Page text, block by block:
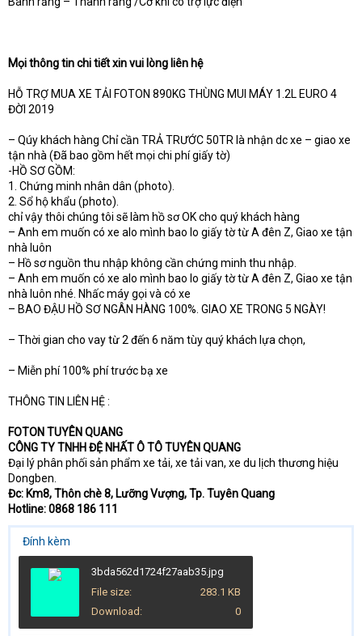
Mọi thông tin chi tiết xin vui lòng liên hệ
HỖ TRỢ MUA XE TẢI FOTON 890KG THÙNG MUI MÁY 1.2L EURO 4
ĐỜI 2019
– Qúy khách hàng Chỉ cần TRẢ TRƯỚC 50TR là nhận dc xe – giao xe
tận nhà (Đã bao gồm hết mọi chi phí giấy tờ)
-HỒ SƠ GỒM:
1. Chứng minh nhân dân (photo).
2. Sổ hộ khẩu (photo).
chỉ vậy thôi chúng tôi sẽ làm hồ sơ OK cho quý khách hàng
– Anh em muốn có xe alo mình bao lo giấy tờ từ A đên Z, Giao xe tận
nhà luôn
– Hồ sơ nguồn thu nhập không cần chứng minh thu nhập.
– Anh em muốn có xe alo mình bao lo giấy tờ từ A đên Z, Giao xe tận
nhà luôn nhé. Nhấc máy gọi và có xe
– BAO ĐẬU HỒ SƠ NGÂN HÀNG 100%. GIAO XE TRONG 5 NGÀY!
– Thời gian cho vay từ 2 đến 6 năm tùy quý khách lựa chọn,
– Miễn phí 100% phí trước bạ xe
THÔNG TIN LIÊN HỆ :
FOTON TUYÊN QUANG
CÔNG TY TNHH ĐỆ NHẤT Ô TÔ TUYÊN QUANG
Đại lý phân phối sản phẩm xe tải, xe tải van, xe du lịch thương hiệu
Dongben.
Đc: Km8, Thôn chè 8, Lưỡng Vượng, Tp. Tuyên Quang
Hotline: 0868 186 111
Đính kèm
3bda562d1724f27aab35.jpg
File size
283.1 KB
Download
0